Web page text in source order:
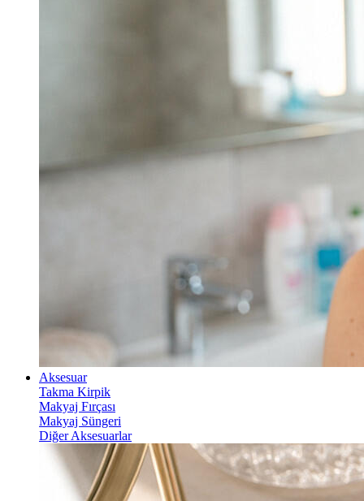
Aksesuar
Takma Kirpik
Makyaj Fırçası
Makyaj Süngeri
Diğer Aksesuarlar